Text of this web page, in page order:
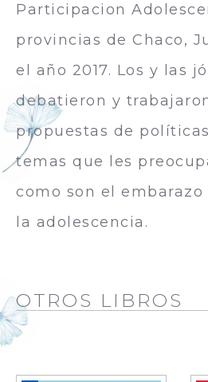
Participacion
provincias de Chaco,
el año 2017. Los y las
debatieron y
propuestas de
temas que les
como son el
la adolescencia.
OTROS LIBROS